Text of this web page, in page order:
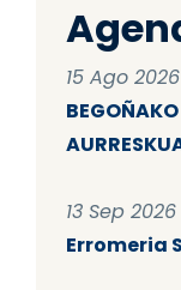
15 Ago
13 Sep
Erromeria